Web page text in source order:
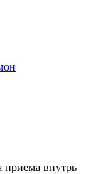
приема внутрь